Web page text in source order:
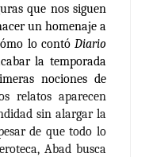
que nos siguen
un homenaje a
lo contó Diario
la temporada
nociones de
relatos aparecen
sin alargar la
de que todo lo
Abad busca